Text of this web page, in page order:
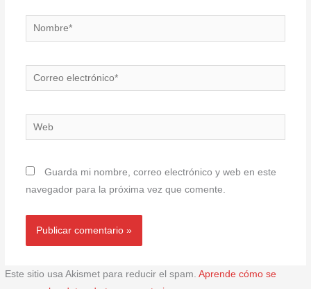
Nombre*
Correo
electrónico*
Web
Guarda mi nombre, correo electrónico y web en este
navegador para la próxima vez que comente.
Este sitio usa Akismet para reducir el spam.Aprende cómo se